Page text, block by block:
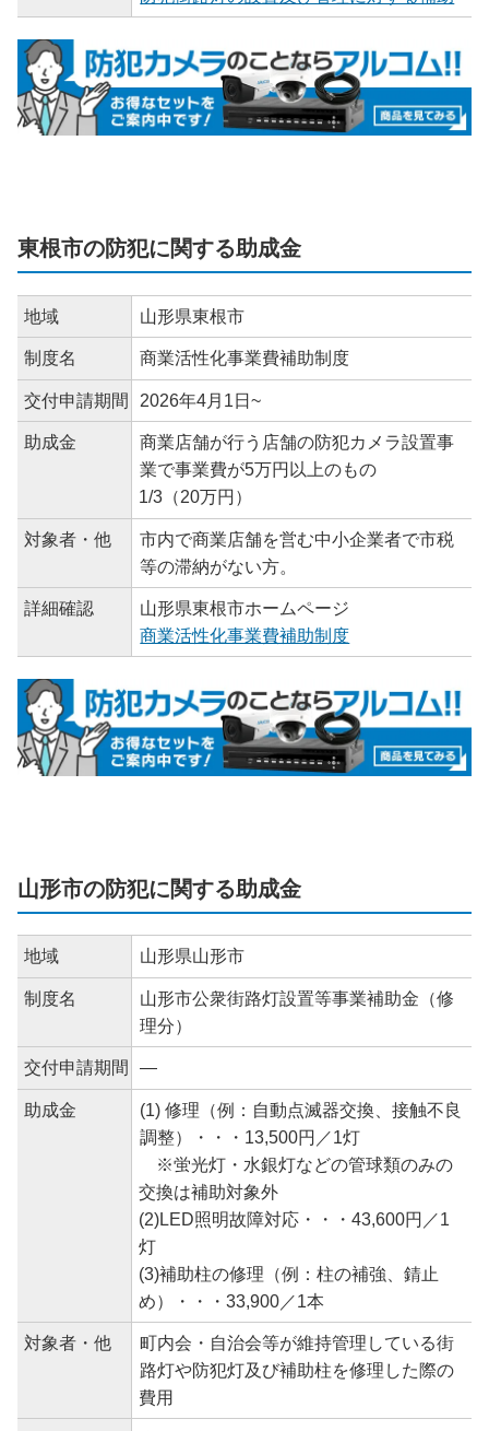
東根市の防犯に関する助成金
地域 山形県東根市
制度名 商業活性化事業費補助制度
交付申請期間 2026年4月1日~
助成金
商業店舗が行う店舗の防犯カメラ設置事
業で事業費が5万円以上のもの
1/3（20万円）
対象者・他
市内で商業店舗を営む中小企業者で市税
等の滞納がない方。
詳細確認
山形県東根市ホームページ
商業活性化事業費補助制度
山形市の防犯に関する助成金
地域 山形県山形市
制度名
山形市公衆街路灯設置等事業補助金（修
理分）
交付申請期間 ―
助成金
(1) 修理（例：自動点滅器交換、接触不良
調整）・・・13,500円／1灯
※蛍光灯・水銀灯などの管球類のみの
交換は補助対象外
(2)LED照明故障対応・・・43,600円／1
灯
(3)補助柱の修理（例：柱の補強、錆止
め）・・・33,900／1本
対象者・他
町内会・自治会等が維持管理している街
路灯や防犯灯及び補助柱を修理した際の
費用